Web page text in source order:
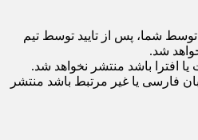
شما، پس از تایید توسط تیم
شد.
افترا باشد منتشر نخواهد شد.
فارسی یا غیر مرتبط باشد منتشر